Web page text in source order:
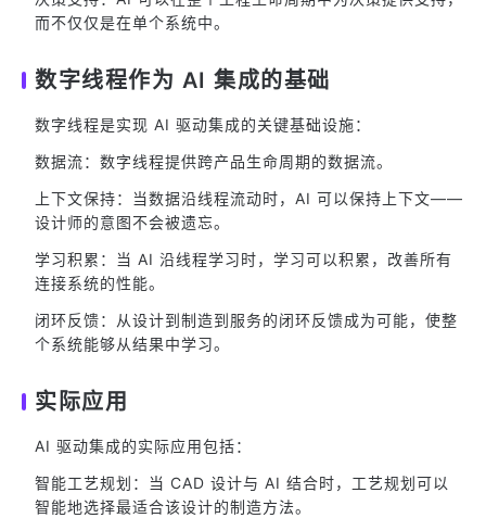
而不仅仅是在单个系统中。
数字线程作为 AI 集成的基础
数字线程是实现 AI 驱动集成的关键基础设施：
数据流：数字线程提供跨产品生命周期的数据流。
上下文保持：当数据沿线程流动时，AI 可以保持上下文——
设计师的意图不会被遗忘。
学习积累：当 AI 沿线程学习时，学习可以积累，改善所有
连接系统的性能。
闭环反馈：从设计到制造到服务的闭环反馈成为可能，使整
个系统能够从结果中学习。
实际应用
AI 驱动集成的实际应用包括：
智能工艺规划：当 CAD 设计与 AI 结合时，工艺规划可以
智能地选择最适合该设计的制造方法。